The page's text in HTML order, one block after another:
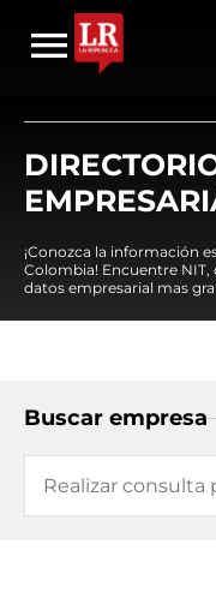
¡Conozca la información
Colombia! Encuentre NIT,
datos empresarial mas
Buscar empresa